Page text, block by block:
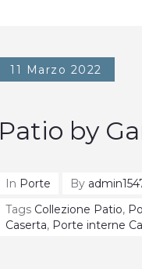
11 Marzo 2022
Patio by
In Porte By
Tags Collezione Patio,
Caserta, Porte interne